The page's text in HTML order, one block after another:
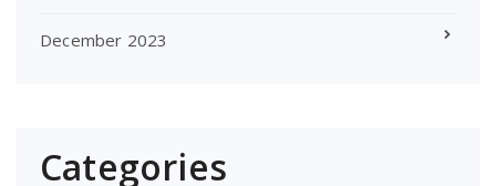
December 2023
Categories